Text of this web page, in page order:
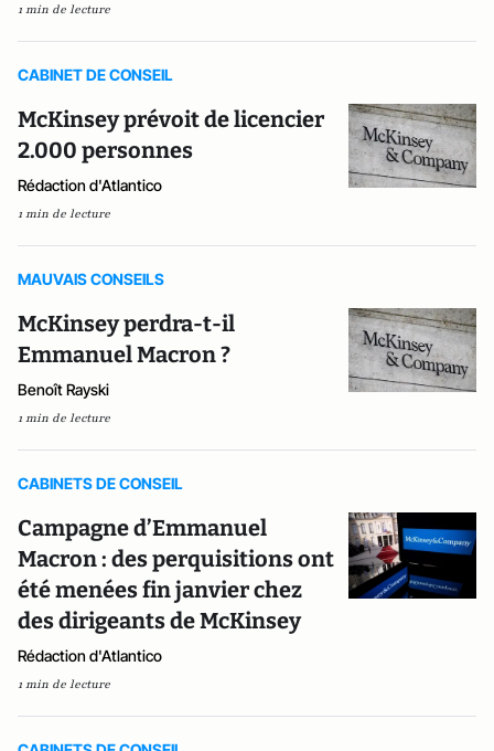
1 min de lecture
CABINET DE CONSEIL
McKinsey prévoit de licencier
2.000 personnes
Rédaction d'Atlantico
1 min de lecture
MAUVAIS CONSEILS
McKinsey perdra-t-il
Emmanuel Macron ?
Benoît Rayski
1 min de lecture
CABINETS DE CONSEIL
Campagne d’Emmanuel
Macron : des perquisitions ont
été menées fin janvier chez
des dirigeants de McKinsey
Rédaction d'Atlantico
1 min de lecture